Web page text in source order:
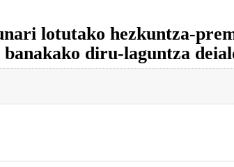
lotutako hezkuntza-
diru-laguntza